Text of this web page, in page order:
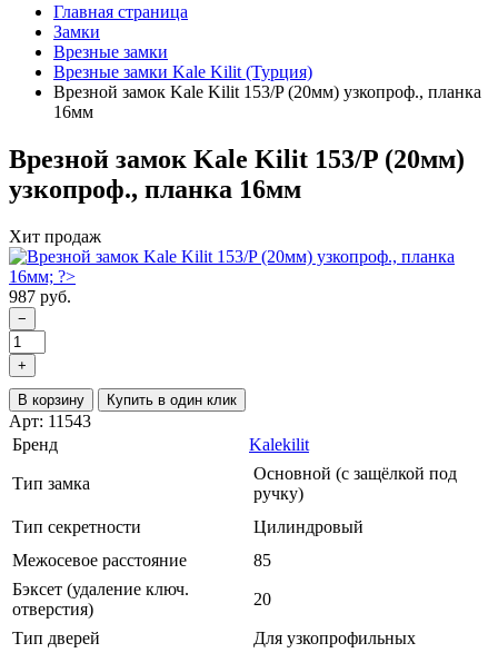
Главная страница
Замки
Врезные замки
Врезные замки Kale Kilit (Турция)
Врезной замок Kale Kilit 153/P (20мм) узкопроф., планка
16мм
Врезной замок Kale Kilit 153/P (20мм)
узкопроф., планка 16мм
Хит продаж
987 руб.
−
+
В корзину Купить в один клик
Арт: 11543
Бренд
Kalekilit
Тип замка
Основной (с защёлкой под
ручку)
Тип секретности
Цилиндровый
Межосевое расстояние
85
Бэксет (удаление ключ.
отверстия)
20
Тип дверей
Для узкопрофильных